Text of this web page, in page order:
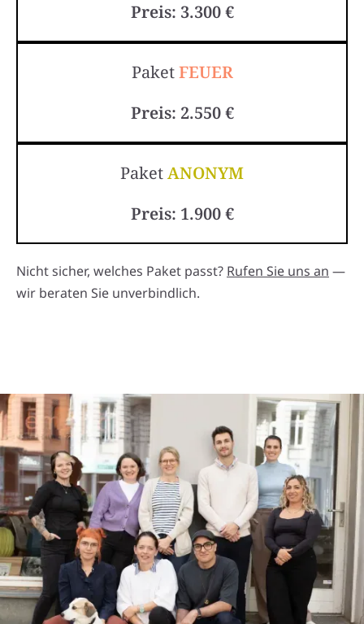
Preis: 3.300 €
PaketFEUER
Preis: 2.550 €
PaketANONYM
Preis: 1.900 €
Nicht sicher, welches Paket passt? Rufen Sie uns an —
wir beraten Sie unverbindlich.